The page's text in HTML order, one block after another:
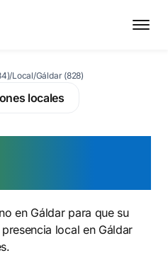
/Local/Gáldar (828)
locales
en Gáldar para que su
local en Gáldar